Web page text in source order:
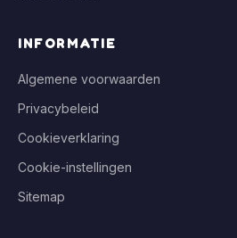
INFORMATIE
Algemene voorwaarden
Privacybeleid
Cookieverklaring
Cookie-instellingen
Sitemap